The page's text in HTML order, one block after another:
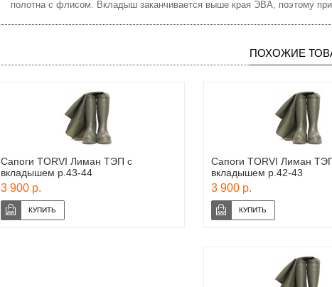
полотна с флисом. Вкладыш заканчивается выше края ЭВА, поэтому
ПОХОЖИЕ
Сапоги TORVI Лиман ТЭП с
вкладышем р.43-44
3 900 р.
Сапоги TORVI Лиман
вкладышем р.42-43
3 900 р.